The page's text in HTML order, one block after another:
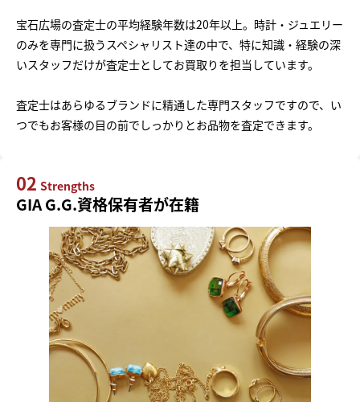
宝石広場の査定士の平均経験年数は20年以上。時計・ジュエリー
のみを専門に扱うスペシャリスト達の中で、特に知識・経験の深
いスタッフだけが査定士としてお買取りを担当しています。
査定士はあらゆるブランドに精通した専門スタッフですので、い
つでもお客様の目の前でしっかりとお品物を査定できます。
02 Strengths
GIA G.G.資格保有者が在籍